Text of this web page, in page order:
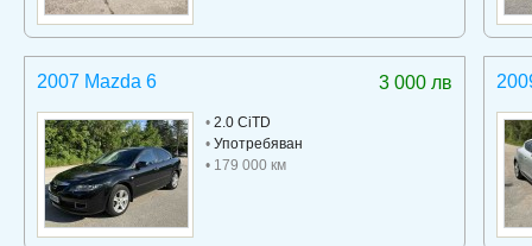
3 000 лв
2007 Mazda 6
• 2.0 CiTD
• Употребяван
• 179 000 км